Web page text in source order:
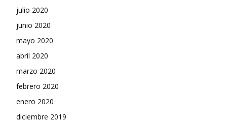
julio 2020
junio 2020
mayo 2020
abril 2020
marzo 2020
febrero 2020
enero 2020
diciembre 2019